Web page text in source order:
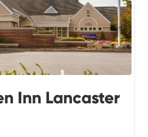
Inn Lancaster